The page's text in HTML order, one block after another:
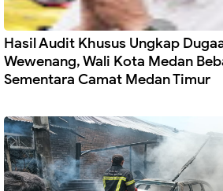
Hasil Audit Khusus Ungkap
Wewenang, Wali Kota Medan
Sementara Camat Medan Timur